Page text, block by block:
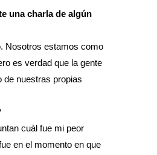
una charla de algún
Nosotros estamos como
es verdad que la gente
de nuestras propias
cuál fue mi peor
en el momento en que